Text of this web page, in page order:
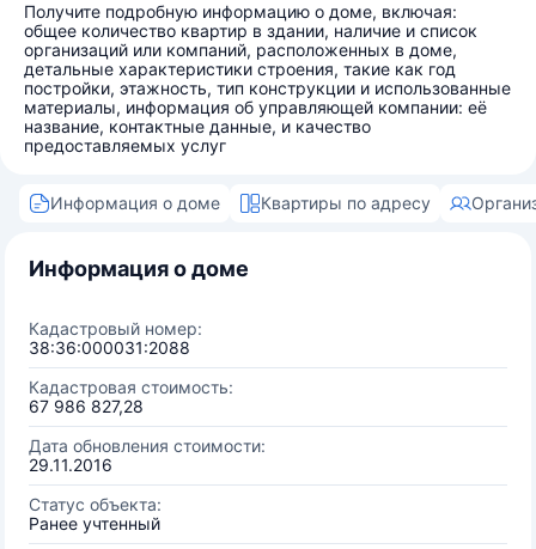
Получите подробную информацию о доме, включая:
общее количество квартир в здании, наличие и список
организаций или компаний, расположенных в доме,
детальные характеристики строения, такие как год
постройки, этажность, тип конструкции и использованные
материалы, информация об управляющей компании: её
название, контактные данные, и качество
предоставляемых услуг
Информация о доме Квартиры по адресу
Информация о доме
Кадастровый номер:
38:36:000031:2088
Кадастровая стоимость:
67 986 827,28
Дата обновления стоимости:
29.11.2016
Статус объекта:
Ранее учтенный